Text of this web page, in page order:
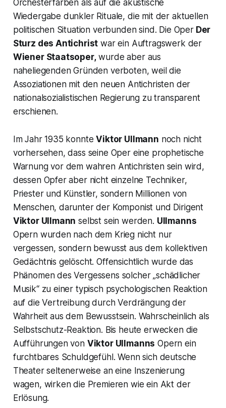
Orchesterfarben als auf die akustische
Wiedergabe dunkler Rituale, die mit der aktuellen
politischen Situation verbunden sind. Die OperDer
Sturz des Antichrist war ein Auftragswerk der
Wiener Staatsoper,wurde aber aus
naheliegenden Gründen verboten, weil die
Assoziationen mit den neuen Antichristen der
nationalsozialistischen Regierung zu transparent
erschienen.
Im Jahr 1935 konnteViktor Ullmann noch nicht
vorhersehen, dass seine Oper eine prophetische
Warnung vor dem wahren Antichristensein wird,
dessen Opfer aber nicht einzelne Techniker,
Priester und Künstler, sondern Millionen von
Menschen, darunter der Komponist und Dirigent
Viktor Ullmann selbst sein werden. Ullmanns
Opern wurden nach dem Krieg nicht nur
vergessen, sondern bewusst aus dem kollektiven
Gedächtnis gelöscht. Offensichtlich wurde das
Phänomen des Vergessens solcher „schädlicher
Musik“ zu einer typisch psychologischen Reaktion
auf die Vertreibung durch Verdrängung der
Wahrheit aus dem Bewusstsein. Wahrscheinlich als
Selbstschutz-Reaktion. Bis heute erwecken die
Aufführungen von Viktor Ullmanns Opern ein
furchtbares Schuldgefühl. Wenn sich deutsche
Theater seltenerweise an eine Inszenierung
wagen, wirken die Premieren wie ein Akt der
Erlösung.